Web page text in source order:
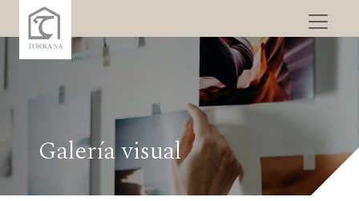
Galería visual